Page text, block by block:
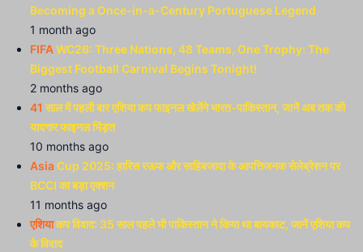
Becoming a Once-in-a-Century Portuguese Legend
1 month ago
FIFAWC26: Three Nations, 48 Teams, One Trophy: The
Biggest Football Carnival Begins Tonight!
2 months ago
41 साल में पहली बार एशिया कप फाइनल खेलेंगे भारत-पाकिस्तान, जानें अब तक की
यादगार फाइनल भिंड़त
10 months ago
AsiaCup 2025: हारिस रऊफ और साहिबजादा के आपत्तिजनक सेलेब्रेशन पर
BCCI का बड़ा एक्शन
11 months ago
एशियाकप विवाद: 35 साल पहले भी पाकिस्तान ने किया था बायकाट, जानें एशिया कप
के विवाद